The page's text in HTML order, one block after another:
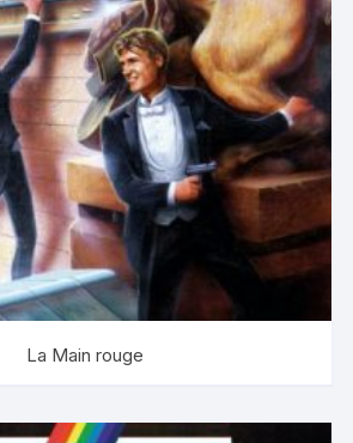
La Main rouge